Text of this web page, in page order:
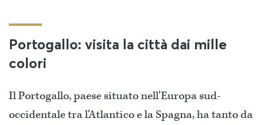
Portogallo: visita la città dai mille
colori
Il Portogallo, paese situato nell'Europa sud-
occidentale tra l'Atlantico e la Spagna, ha tanto da